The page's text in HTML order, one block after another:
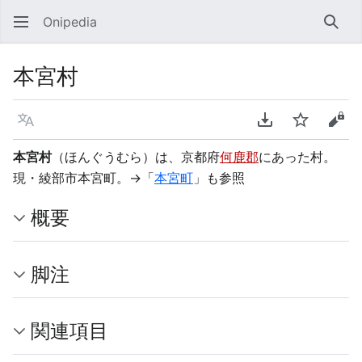
Onipedia 検索
本宮村
言語 PDFをダウンロ
ウォッチソ
本宮村（ほんぐうむら）は、京都府何鹿郡にあった村。
現・綾部市本宮町。→「本宮町 」も参照
概要
脚注
関連項目